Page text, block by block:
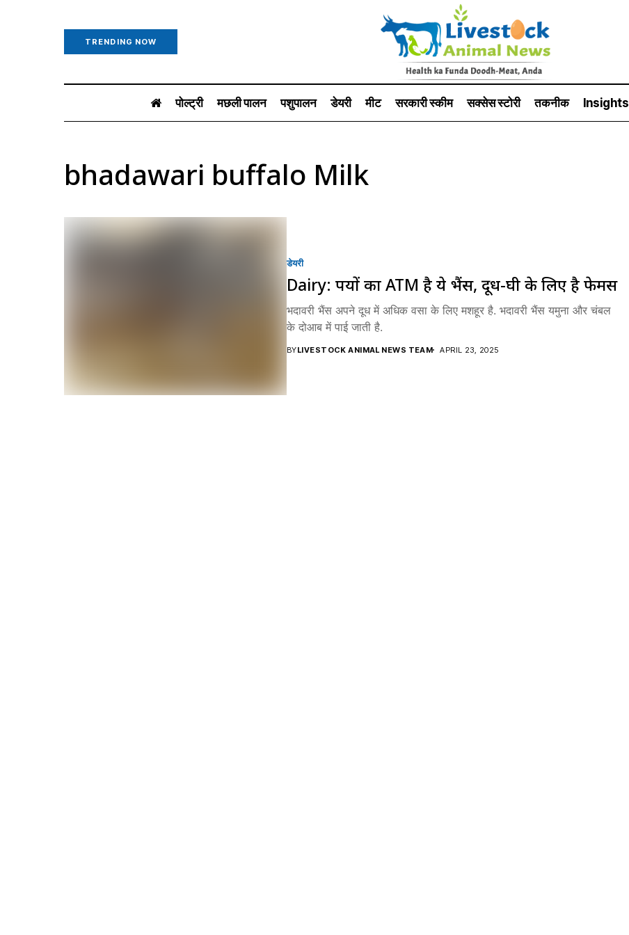
TRENDING NOW
पोल्ट्री मछली पालन पशुपालन डेयरी मीट सरकारी स्की‍म सक्सेस स्टो‍री तकनीक Insights
bhadawari buffalo Milk
डेयरी
Dairy: रुपयों का ATM है ये भैंस, दूध-घी के लिए है फेमस
भदावरी भैंस अपने दूध में अधिक वसा के लिए मशहूर है. भदावरी भैंस यमुना और चंबल
के दोआब में पाई जाती है.
BYLIVESTOCK ANIMAL NEWS TEAM APRIL 23, 2025